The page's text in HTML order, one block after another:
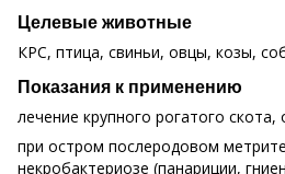
Целевые животные
КРС, птица, свиньи, овцы, козы,
Показания к применению
лечение крупного рогатого скота,
при остром послеродовом
некробактериозе (панариции,